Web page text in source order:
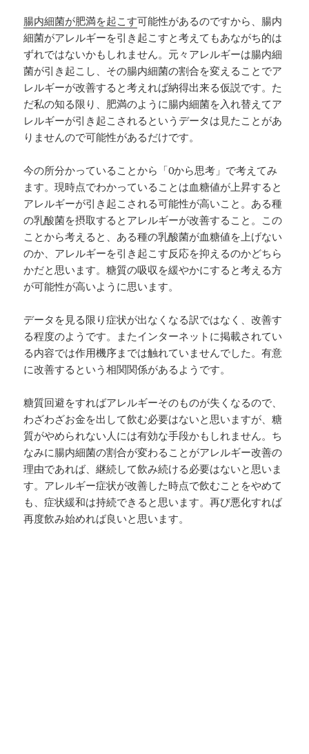
腸内細菌が肥満を起こす可能性があるのですから、腸内
細菌がアレルギーを引き起こすと考えてもあながち的は
ずれではないかもしれません。元々アレルギーは腸内細
菌が引き起こし、その腸内細菌の割合を変えることでア
レルギーが改善すると考えれば納得出来る仮説です。た
だ私の知る限り、肥満のように腸内細菌を入れ替えてア
レルギーが引き起こされるというデータは見たことがあ
りませんので可能性があるだけです。
今の所分かっていることから「0から思考」で考えてみ
ます。現時点でわかっていることは血糖値が上昇すると
アレルギーが引き起こされる可能性が高いこと。ある種
の乳酸菌を摂取するとアレルギーが改善すること。この
ことから考えると、ある種の乳酸菌が血糖値を上げない
のか、アレルギーを引き起こす反応を抑えるのかどちら
かだと思います。糖質の吸収を緩やかにすると考える方
が可能性が高いように思います。
データを見る限り症状が出なくなる訳ではなく、改善す
る程度のようです。またインターネットに掲載されてい
る内容では作用機序までは触れていませんでした。有意
に改善するという相関関係があるようです。
糖質回避をすればアレルギーそのものが失くなるので、
わざわざお金を出して飲む必要はないと思いますが、糖
質がやめられない人には有効な手段かもしれません。ち
なみに腸内細菌の割合が変わることがアレルギー改善の
理由であれば、継続して飲み続ける必要はないと思いま
す。アレルギー症状が改善した時点で飲むことをやめて
も、症状緩和は持続できると思います。再び悪化すれば
再度飲み始めれば良いと思います。